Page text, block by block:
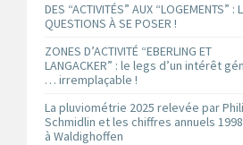
DES “ACTIVITÉS” AUX “LOGEMENTS” :
QUESTIONS À SE POSER !
ZONES D’ACTIVITÉ “EBERLING ET
LANGACKER” : le legs d’un intérêt
… irremplaçable !
La pluviométrie 2025 relevée par
Schmidlin et les chiffres annuels
à Waldighoffen